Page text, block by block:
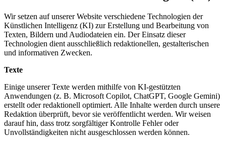
Wir setzen auf unserer Website verschiedene Technologien der
Künstlichen Intelligenz (KI) zur Erstellung und Bearbeitung von
Texten, Bildern und Audiodateien ein. Der Einsatz dieser
Technologien dient ausschließlich redaktionellen, gestalterischen
und informativen Zwecken.
Texte
Einige unserer Texte werden mithilfe von KI-gestützten
Anwendungen (z. B. Microsoft Copilot, ChatGPT, Google Gemini)
erstellt oder redaktionell optimiert. Alle Inhalte werden durch unsere
Redaktion überprüft, bevor sie veröffentlicht werden. Wir weisen
darauf hin, dass trotz sorgfältiger Kontrolle Fehler oder
Unvollständigkeiten nicht ausgeschlossen werden können.